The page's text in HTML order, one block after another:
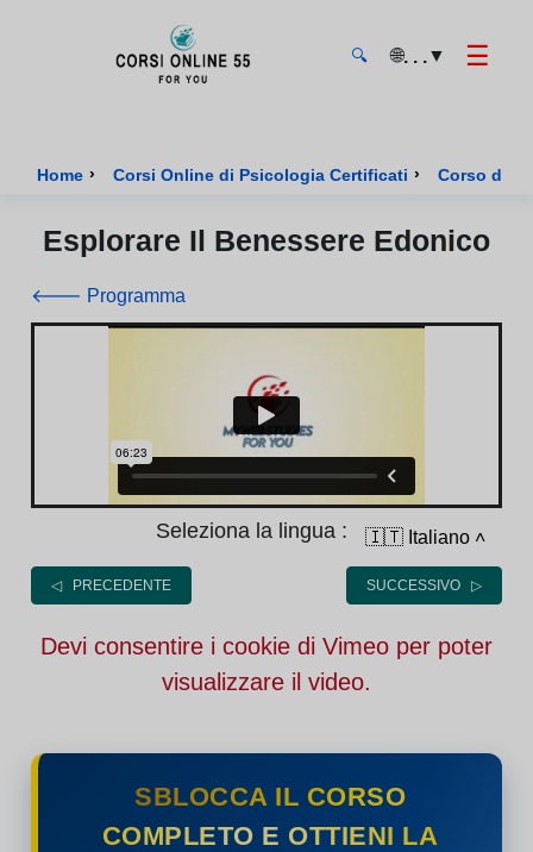
🔍 🌐. . .▼ ☰
Home › Corsi Online di Psicologia Certificati › Corso di
Esplorare Il Benessere Edonico
🡐 Programma
Seleziona la lingua : 🇮🇹 Italiano ˄
◁ PRECEDENTE SUCCESSIVO ▷
Devi consentire i cookie di Vimeo per poter
visualizzare il video.
SBLOCCA IL CORSO
COMPLETO E OTTIENI LA